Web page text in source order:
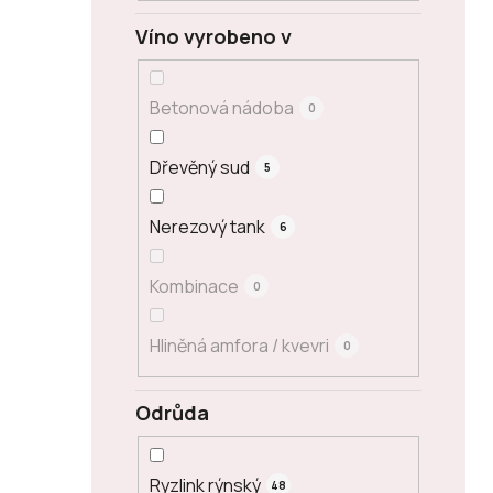
Odrůda
Ryzlink rýnský 48
Víno vyrobeno v
Betonová nádoba 0
Dřevěný sud 5
Nerezový tank 6
Kombinace 0
Hliněná amfora / kvevri 0